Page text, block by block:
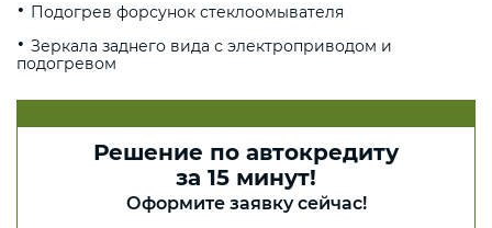
Подогрев форсунок стеклоомывателя
Зеркала заднего вида с электроприводом и
подогревом
Решение по автокредиту
за 15 минут!
Оформите заявку сейчас!